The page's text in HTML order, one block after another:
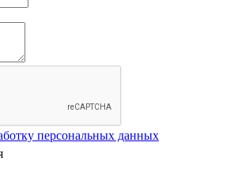
персональных данных